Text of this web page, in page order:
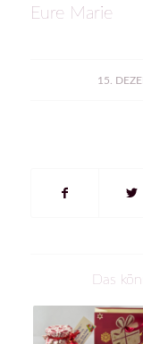
Eure Marie
15.
Das